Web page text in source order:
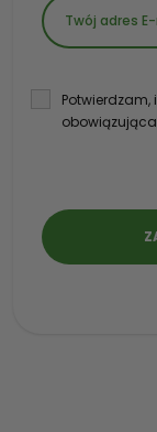
Potwierdzam,